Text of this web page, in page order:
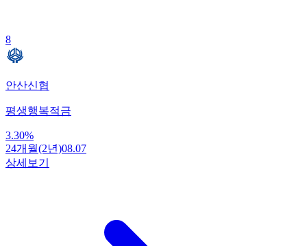
8
안산신협
평생행복적금
3.30%
24개월(2년)08.07
상세보기